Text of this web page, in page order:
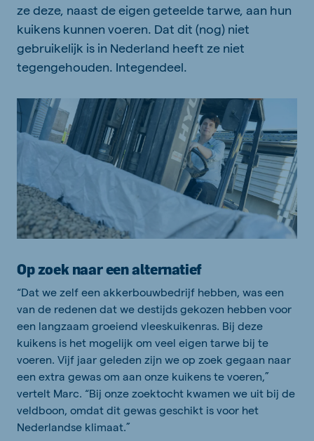
ze deze, naast de eigen geteelde tarwe, aan hun
kuikens kunnen voeren. Dat dit (nog) niet
gebruikelijk is in Nederland heeft ze niet
tegengehouden. Integendeel.
Op zoek naar een alternatief
“Dat we zelf een akkerbouwbedrijf hebben, was een
van de redenen dat we destijds gekozen hebben voor
een langzaam groeiend vleeskuikenras. Bij deze
kuikens is het mogelijk om veel eigen tarwe bij te
voeren. Vijf jaar geleden zijn we op zoek gegaan naar
een extra gewas om aan onze kuikens te voeren,”
vertelt Marc. “Bij onze zoektocht kwamen we uit bij de
veldboon, omdat dit gewas geschikt is voor het
Nederlandse klimaat.”